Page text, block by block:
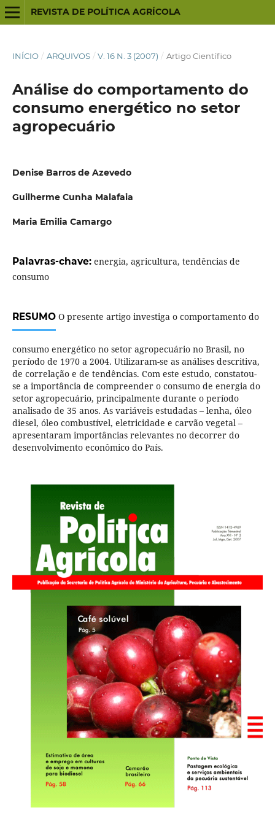
REVISTA DE POLÍTICA AGRÍCOLA
INÍCIO / ARQUIVOS / V. 16 N. 3 (2007) / Artigo Científico
Análise do comportamento do
consumo energético no setor
agropecuário
Denise Barros de Azevedo
Guilherme Cunha Malafaia
Maria Emilia Camargo
Palavras-chave: energia, agricultura, tendências de
consumo
RESUMOO presente artigo investiga o comportamento do
consumo energético no setor agropecuário no Brasil, no
período de 1970 a 2004. Utilizaram-se as análises descritiva,
de correlação e de tendências. Com este estudo, constatou-
se a importância de compreender o consumo de energia do
setor agropecuário, principalmente durante o período
analisado de 35 anos. As variáveis estudadas – lenha, óleo
diesel, óleo combustível, eletricidade e carvão vegetal –
apresentaram importâncias relevantes no decorrer do
desenvolvimento econômico do País.